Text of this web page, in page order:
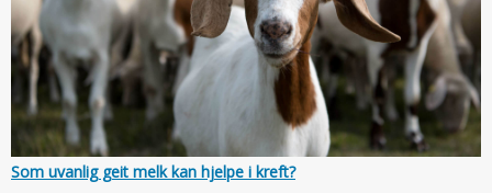
Som uvanlig geit melk kan hjelpe i kreft?